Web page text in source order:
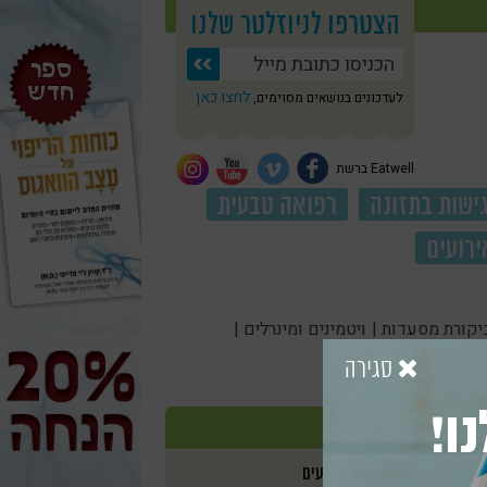
הצטרפו לניוזלטר שלנו
לעדכונים בנושאים מסוימים, לחצו כאן
Eatwell ברשת
גישות בתזונה
רפואה טבעית
מסעדות | ויטמינים ומינרלים |
אירועים
סגירה